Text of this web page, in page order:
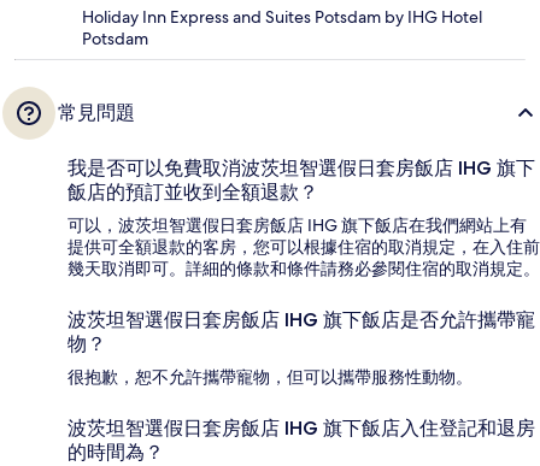
Holiday Inn Express and Suites Potsdam by IHG Hotel
Potsdam
常見問題
我是否可以免費取消波茨坦智選假日套房飯店 IHG 旗下
飯店的預訂並收到全額退款？
可以，波茨坦智選假日套房飯店 IHG 旗下飯店在我們網站上有
提供可全額退款的客房，您可以根據住宿的取消規定，在入住前
幾天取消即可。詳細的條款和條件請務必參閱住宿的取消規定。
波茨坦智選假日套房飯店 IHG 旗下飯店是否允許攜帶寵
物？
很抱歉，恕不允許攜帶寵物，但可以攜帶服務性動物。
波茨坦智選假日套房飯店 IHG 旗下飯店入住登記和退房
的時間為？